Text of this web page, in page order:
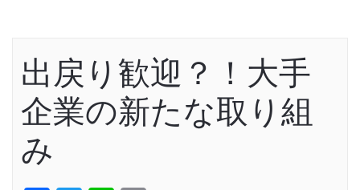
出戻り歓迎？！大手
企業の新たな取り組
み